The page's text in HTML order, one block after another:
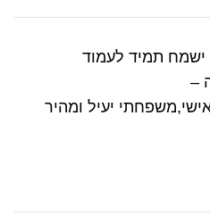
ישמח תמיד לעמוד
–
יעיל ומהיר